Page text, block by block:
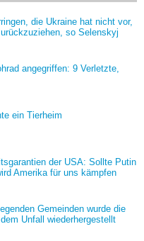
die Ukraine hat nicht vor,
so Selenskyj
angegriffen: 9 Verletzte,
ein Tierheim
der USA: Sollte Putin
Amerika für uns kämpfen
Gemeinden wurde die
Unfall wiederhergestellt